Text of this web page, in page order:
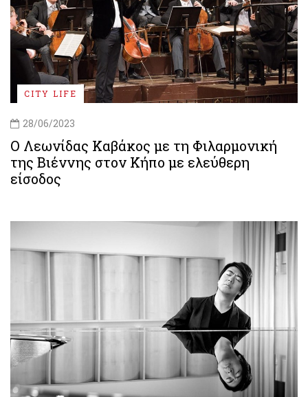
CITY LIFE
28/06/2023
Ο Λεωνίδας Καβάκος με τη Φιλαρμονική
της Βιέννης στον Κήπο με ελεύθερη
είσοδος